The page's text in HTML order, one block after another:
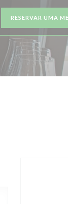
RESERVAR UMA